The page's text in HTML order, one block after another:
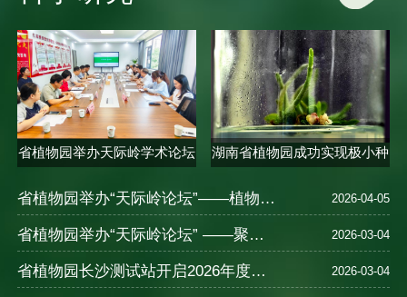
省植物园举办天际岭学术论坛
湖南省植物园成功实现极小种
省植物园举办“天际岭论坛”——植物的多样性、保育、种质创新及应用—以秋海棠为例 2026-04-05
省植物园举办“天际岭论坛” ——聚焦植物健康智慧与中医养生 2026-03-04
省植物园长沙测试站开启2026年度樱花新品种测试 2026-03-04